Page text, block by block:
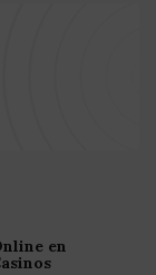
en